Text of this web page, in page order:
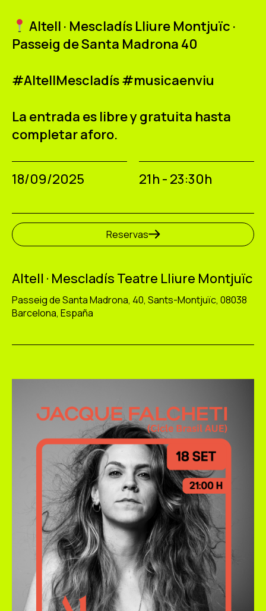
Altell · Mescladís Lliure Montjuïc ·
Passeig de Santa Madrona 40
#AltellMescladís #musicaenviu
La entrada es libre y gratuita hasta
completar aforo.
18/09/2025 21h - 23:30h
Reservas
Altell · Mescladís Teatre Lliure Montjuïc
Passeig de Santa Madrona, 40, Sants-Montjuïc, 08038
Barcelona, España